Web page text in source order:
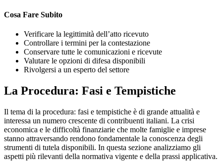
Cosa Fare Subito
Verificare la legittimità dell’atto ricevuto
Controllare i termini per la contestazione
Conservare tutte le comunicazioni e ricevute
Valutare le opzioni di difesa disponibili
Rivolgersi a un esperto del settore
La Procedura: Fasi e Tempistiche
Il tema di la procedura: fasi e tempistiche è di grande attualità e
interessa un numero crescente di contribuenti italiani. La crisi
economica e le difficoltà finanziarie che molte famiglie e imprese
stanno attraversando rendono fondamentale la conoscenza degli
strumenti di tutela disponibili. In questa sezione analizziamo gli
aspetti più rilevanti della normativa vigente e della prassi applicativa.